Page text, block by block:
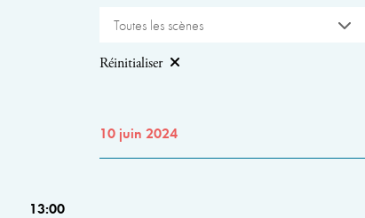
Toutes les scènes
Réinitialiser
10 juin 2024
13:00